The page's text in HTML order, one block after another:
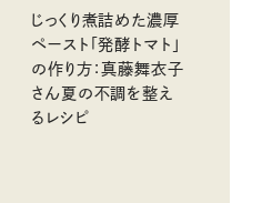
じっくり煮詰めた濃厚
ペースト「発酵トマト」
の作り方：真藤舞衣子
さん夏の不調を整え
るレシピ